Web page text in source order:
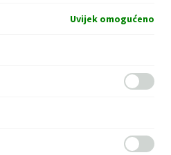
Uvijek omogućeno